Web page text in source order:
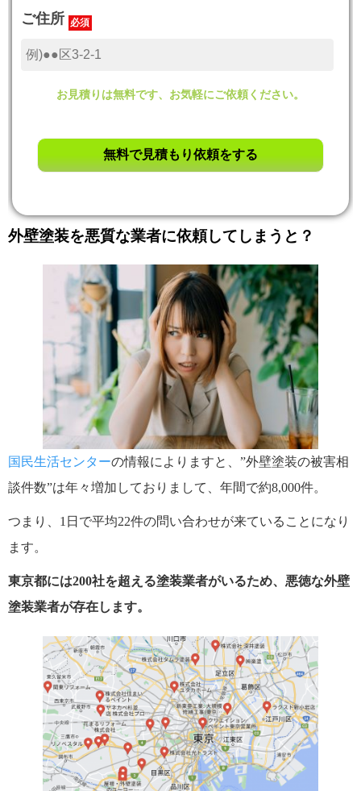
ご住所 必須
お見積りは無料です、お気軽にご依頼ください。
外壁塗装を悪質な業者に依頼してしまうと？
国民生活センターの情報によりますと、”外壁塗装の被害相
談件数”は年々増加しておりまして、年間で約8,000件。
つまり、1日で平均22件の問い合わせが来ていることになり
ます。
東京都には200社を超える塗装業者がいるため、悪徳な外壁
塗装業者が存在します。